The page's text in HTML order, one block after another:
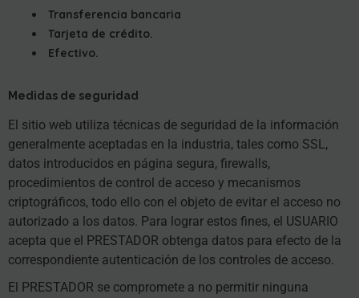
Transferencia bancaria
Tarjeta de crédito.
Efectivo.
Medidas de seguridad
El sitio web utiliza técnicas de seguridad de la información
generalmente aceptadas en la industria, tales como SSL,
datos introducidos en página segura, firewalls,
procedimientos de control de acceso y mecanismos
criptográficos, todo ello con el objeto de evitar el acceso no
autorizado a los datos. Para lograr estos fines, el USUARIO
acepta que el PRESTADOR obtenga datos para efecto de la
correspondiente autenticación de los controles de acceso.
El PRESTADOR se compromete a no permitir ninguna